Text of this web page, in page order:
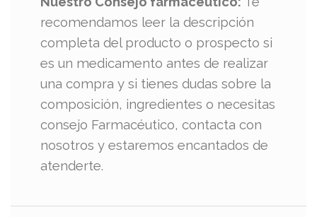
recomendamos leer la descripción
completa del producto o prospecto si
es un medicamento antes de realizar
una compra y si tienes dudas sobre la
composición, ingredientes o necesitas
consejo Farmacéutico, contacta con
nosotros y estaremos encantados de
atenderte.